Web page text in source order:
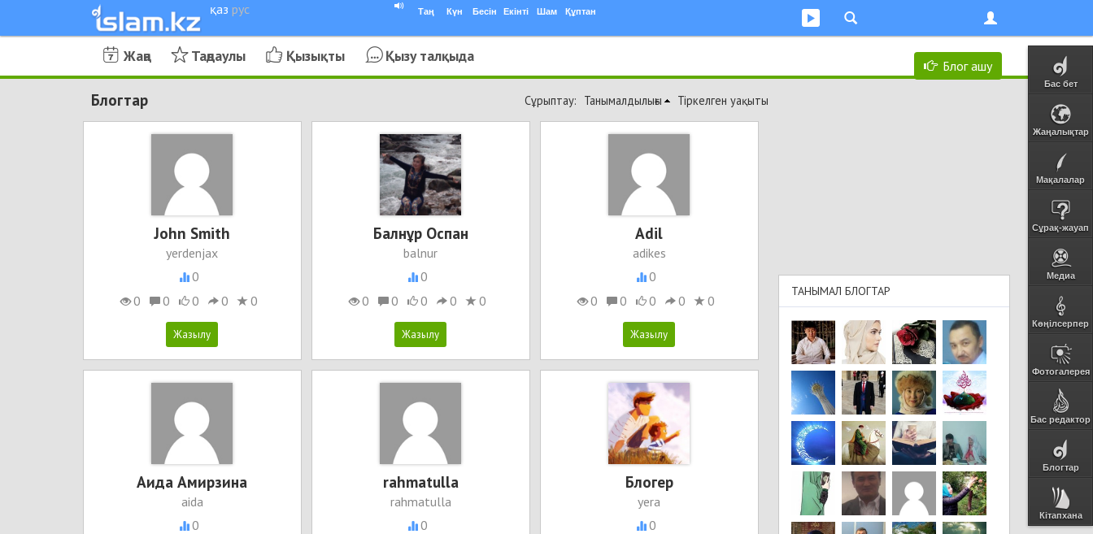
қаз рус Таң Күн Бесін Екінті Шам Құптан
Бас бет
Жаңалықтар
Мақалалар
Сұрақ-жауап
Медиа
Көңілсерпер
Фотогалерея
Бас редактор
Блогтар
Кітапхана
Блог ашу
Жаңа Таңдаулы Қызықты Қызу талқыда
Блогтар Сұрыптау: Танымалдылығы Тіркелген уақыты
John Smith
yerdenjax
0
0
0 0 0 0
Балнұр Оспан
balnur
0
0
0 0 0 0
Adil
adikes
0
0
0 0 0 0
Аида Амирзина
aida
0
rahmatulla
rahmatulla
0
Блогер
yera
0
ТАНЫМАЛ БЛОГТАР